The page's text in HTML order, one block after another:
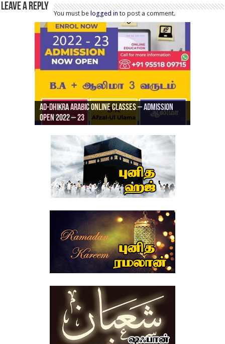
Leave a Reply
You must belogged in to post a comment.
Ad-Dhikra Arabic Online Classes – Admission
Open 2022 – 23
Ad-Dhikra Arabic Online Classes – BA Arabic
AD DHIKRA ARABIC COLLEGE ADMISSION
ரியாத் ஜும்ஆ தமிழாக்கம், Jamia Al Hajiri
Masjid (Kuwait Masjid), Malaz, Riyadh